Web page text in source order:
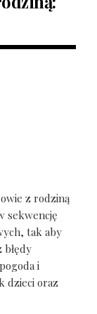
z rodziną
sekwencję
tak aby
błędy
i
dzieci oraz